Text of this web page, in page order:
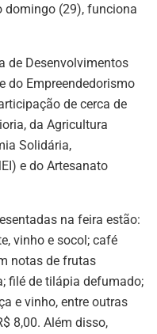
domingo (29), funciona
de Desenvolvimentos
do Empreendedorismo
de cerca de
da Agricultura
Solidária,
e do Artesanato
na feira estão:
vinho e socol; café
notas de frutas
filé de tilápia defumado;
e vinho, entre outras
8,00. Além disso,